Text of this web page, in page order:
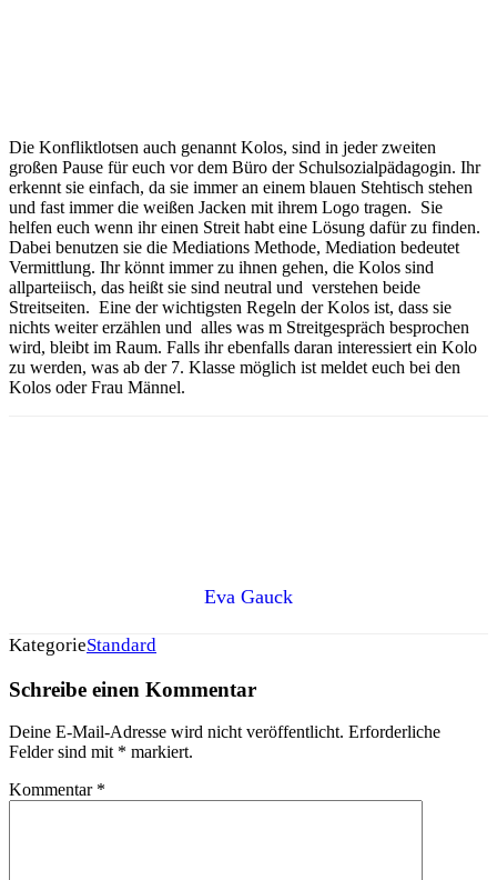
Die Konfliktlotsen auch genannt Kolos, sind in jeder zweiten
großen Pause für euch vor dem Büro der Schulsozialpädagogin. Ihr
erkennt sie einfach, da sie immer an einem blauen Stehtisch stehen
und fast immer die weißen Jacken mit ihrem Logo tragen. Sie
helfen euch wenn ihr einen Streit habt eine Lösung dafür zu finden.
Dabei benutzen sie die Mediations Methode, Mediation bedeutet
Vermittlung. Ihr könnt immer zu ihnen gehen, die Kolos sind
allparteiisch, das heißt sie sind neutral und verstehen beide
Streitseiten. Eine der wichtigsten Regeln der Kolos ist, dass sie
nichts weiter erzählen und alles was m Streitgespräch besprochen
wird, bleibt im Raum. Falls ihr ebenfalls daran interessiert ein Kolo
zu werden, was ab der 7. Klasse möglich ist meldet euch bei den
Kolos oder Frau Männel.
Eva Gauck
KategorieStandard
Schreibe einen Kommentar
Deine E-Mail-Adresse wird nicht veröffentlicht. Erforderliche
Felder sind mit * markiert.
Kommentar *